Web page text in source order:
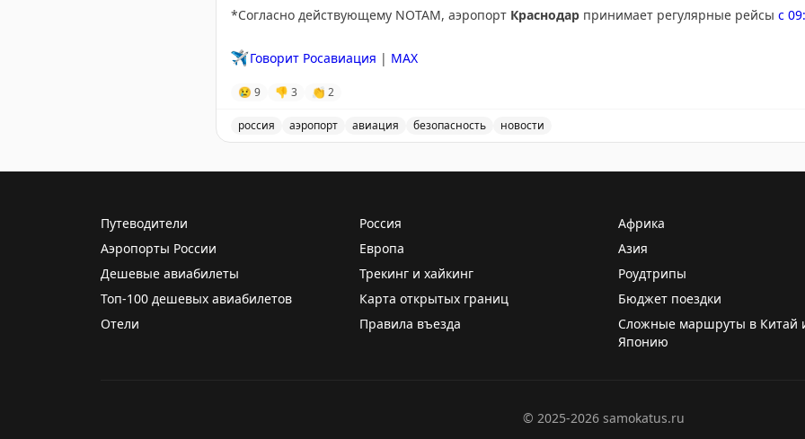
*Согласно действующему NOTAM, аэропорт Краснодар принимает регулярные рейсы с
✈️ Говорит Росавиация | MAX
😢 9 👎 3 👏 2
россия аэропорт авиация безопасность новости
Путеводители Россия Африка
Аэропорты России
Европа Азия
Дешевые авиабилеты
Трекинг и хайкинг Роудтрипы
Топ-100 дешевых авиабилетов
Карта открытых границ Бюджет поездки
Отели
Правила въезда
Сложные маршруты в Китай
Японию
© 2025-2026 samokatus.ru